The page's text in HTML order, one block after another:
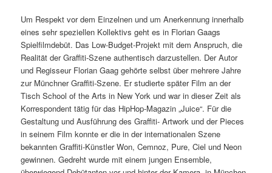
Um Respekt vor dem Einzelnen und um Anerkennung innerhalb
eines sehr speziellen Kollektivs geht es in Florian Gaags
Spielfilmdebüt. Das Low-Budget-Projekt mit dem Anspruch, die
Realität der Graffiti-Szene authentisch darzustellen. Der Autor
und Regisseur Florian Gaag gehörte selbst über mehrere Jahre
zur Münchner Graffiti-Szene. Er studierte später Film an der
Tisch School of the Arts in New York und war in dieser Zeit als
Korrespondent tätig für das HipHop-Magazin „Juice“. Für die
Gestaltung und Ausführung des Graffiti- Artwork und der Pieces
in seinem Film konnte er die in der internationalen Szene
bekannten Graffiti-Künstler Won, Cemnoz, Pure, Ciel und Neon
gewinnen. Gedreht wurde mit einem jungen Ensemble,